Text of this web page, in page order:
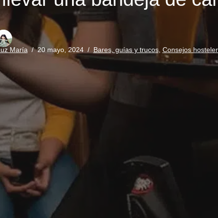
María 20 mayo, 2024 Bares, guías y trucos, Consejos